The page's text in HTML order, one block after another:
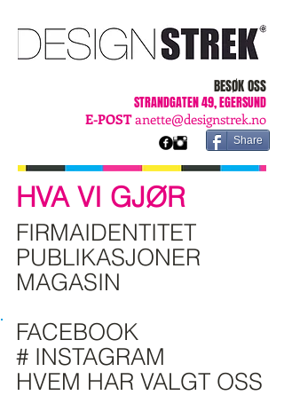
HVA VI GJØR
Share
BESØK OSS
STRANDGATEN 49, EGERSUND
E-POST anette@designstrek.no
FIRMAIDENTITET
PUBLIKASJONER
MAGASIN
FACEBOOK
# INSTAGRAM
HVEM HAR VALGT OSS